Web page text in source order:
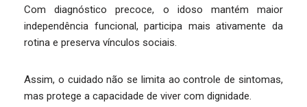
Com diagnóstico precoce, o idoso mantém maior
independência funcional, participa mais ativamente da
rotina e preserva vínculos sociais.
Assim, o cuidado não se limita ao controle de sintomas,
mas protege a capacidade de viver com dignidade.